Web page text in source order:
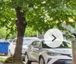
Next